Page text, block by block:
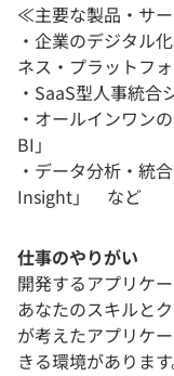
≪主要な製品・サ
・企業のデジタル
ネス・プラットフ
・SaaS型人事統合
・オールインワン
BI」
・データ分析・統
Insight」 など
仕事のやりがい
開発するアプリケ
あなたのスキルと
が考えたアプリケ
きる環境があります